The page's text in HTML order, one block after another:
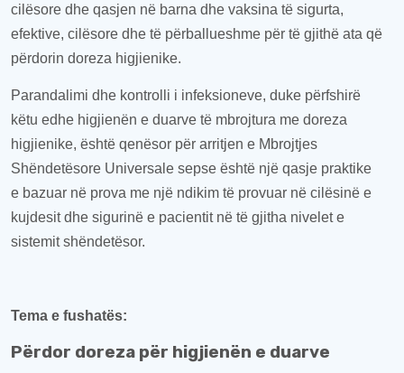
cilësore dhe qasjen në barna dhe vaksina të sigurta,
efektive, cilësore dhe të përballueshme për të gjithë ata që
përdorin doreza higjienike.
Parandalimi dhe kontrolli i infeksioneve, duke përfshirë
këtu edhe higjienën e duarve të mbrojtura me doreza
higjienike, është qenësor për arritjen e Mbrojtjes
Shëndetësore Universale sepse është një qasje praktike
e bazuar në prova me një ndikim të provuar në cilësinë e
kujdesit dhe sigurinë e pacientit në të gjitha nivelet e
sistemit shëndetësor.
Tema e fushatës:
Përdor doreza për higjienën e duarve